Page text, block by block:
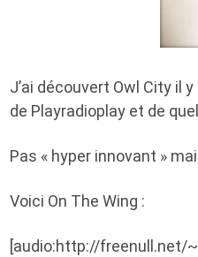
J’ai découvert Owl City il
de Playradioplay et de
Pas « hyper innovant »
Voici On The Wing :
[audio:http://freenull.net/